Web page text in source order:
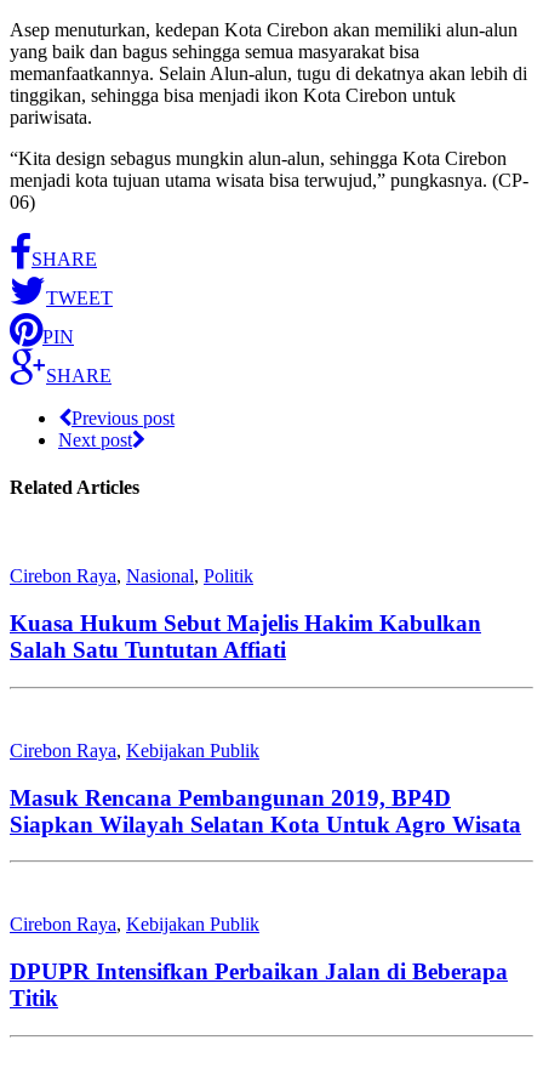
Asep menuturkan, kedepan Kota Cirebon akan memiliki alun-alun
yang baik dan bagus sehingga semua masyarakat bisa
memanfaatkannya. Selain Alun-alun, tugu di dekatnya akan lebih di
tinggikan, sehingga bisa menjadi ikon Kota Cirebon untuk
pariwisata.
“Kita design sebagus mungkin alun-alun, sehingga Kota Cirebon
menjadi kota tujuan utama wisata bisa terwujud,” pungkasnya. (CP-
06)
SHARE
TWEET
PIN
SHARE
Previous post
Next post
Related Articles
Cirebon Raya, Nasional, Politik
Kuasa Hukum Sebut Majelis Hakim Kabulkan
Salah Satu Tuntutan Affiati
Cirebon Raya, Kebijakan Publik
Masuk Rencana Pembangunan 2019, BP4D
Siapkan Wilayah Selatan Kota Untuk Agro Wisata
Cirebon Raya, Kebijakan Publik
DPUPR Intensifkan Perbaikan Jalan di Beberapa
Titik